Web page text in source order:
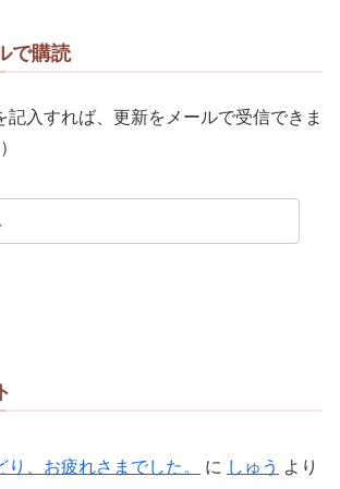
で購読
記入すれば、更新をメールで受信できま
り、お疲れさまでした。 に しゅう より